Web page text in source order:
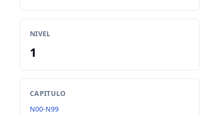
NIVEL
1
CAPITULO
N00-N99